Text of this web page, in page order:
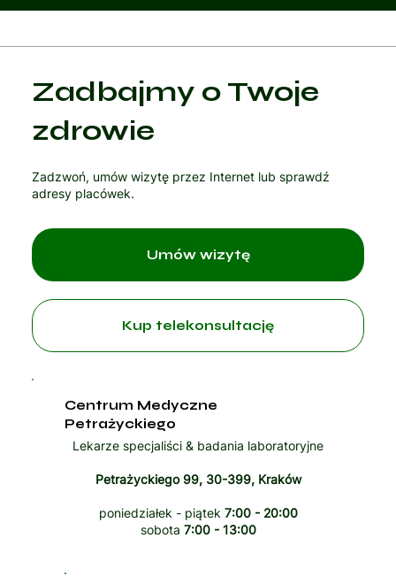
Zadbajmy o Twoje
zdrowie
Zadzwoń, umów wizytę przez Internet lub sprawdź
adresy placówek.
Kup telekonsultację
Centrum Medyczne
Petrażyckiego
Lekarze specjaliści & badania laboratoryjne
Petrażyckiego 99, 30-399, Kraków
poniedziałek - piątek 7:00 - 20:00
sobota 7:00 - 13:00
Umów wizytę